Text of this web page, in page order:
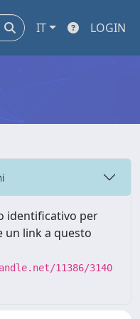
IT LOGIN
identificativo per
un link a questo
11386/3140